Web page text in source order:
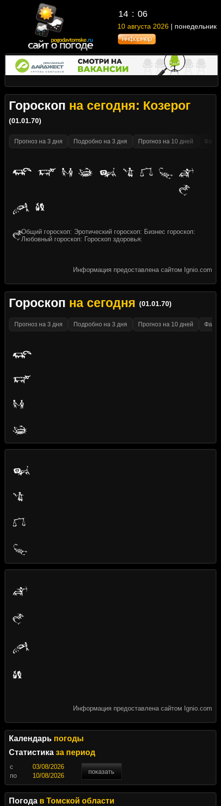
14 : 06
10 августа 2026 | понедельник
Гороскоп на сегодня: Козерог
(01.01.70)
Прогноз на 3 дня Подробно на 3 дня Прогноз на 10 дней
Общий гороскоп: Эротический гороскоп: Бизнес гороскоп:
Любовный гороскоп: Гороскоп здоровья:
Информация предоставлена сайтом Ignio.com
Гороскоп на сегодня (01.01.70)
Прогноз на 3 дня Подробно на 3 дня Прогноз на 10 дней
Информация предоставлена сайтом Ignio.com
Календарь погоды
Статистика за период
c
показать
по
Погода в Томской области